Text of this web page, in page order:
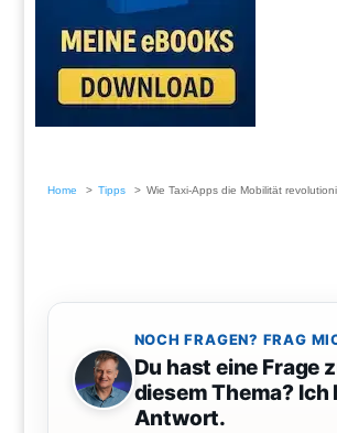
Home Tipps Wie Taxi-Apps die Mobilität
NOCH FRAGEN? FRAG
Du hast eine Frage
diesem Thema? Ich
Antwort.